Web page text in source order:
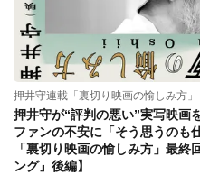
押井守連載「裏切り映画の愉しみ方」
押井守が“評判の悪い”実写映画
ファンの不安に「そう思うのも
「裏切り映画の愉しみ方」最
ング』後編】